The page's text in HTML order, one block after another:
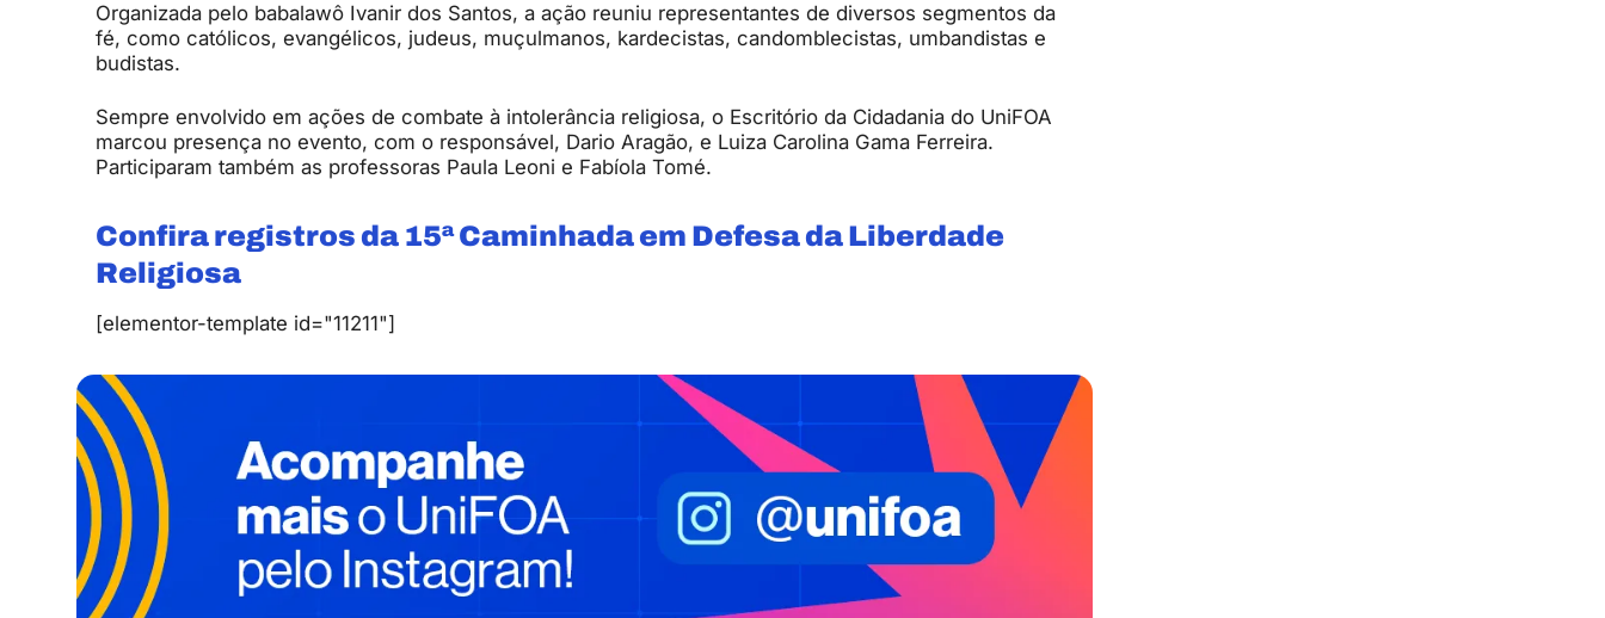
Organizada pelo babalawô Ivanir dos Santos, a ação reuniu representantes de diversos segmentos da
fé, como católicos, evangélicos, judeus, muçulmanos, kardecistas, candomblecistas, umbandistas e
budistas.
Sempre envolvido em ações de combate à intolerância religiosa, o Escritório da Cidadania do UniFOA
marcou presença no evento, com o responsável, Dario Aragão, e Luiza Carolina Gama Ferreira.
Participaram também as professoras Paula Leoni e Fabíola Tomé.
Confira registros da 15ª Caminhada em Defesa da Liberdade
Religiosa
[elementor-template id="11211"]